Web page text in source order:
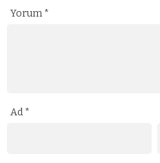
Yorum *
Ad *